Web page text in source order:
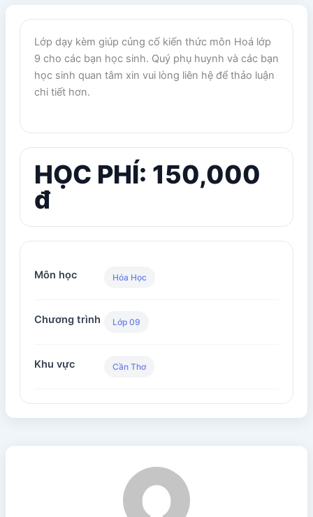
Lớp dạy kèm giúp củng cố kiến thức môn Hoá lớp
9 cho các bạn học sinh. Quý phụ huynh và các bạn
học sinh quan tâm xin vui lòng liên hệ để thảo luận
chi tiết hơn.
HỌC PHÍ: 150,000
đ
Môn học Hóa Học
Chương trình Lớp 09
Khu vực Cần Thơ